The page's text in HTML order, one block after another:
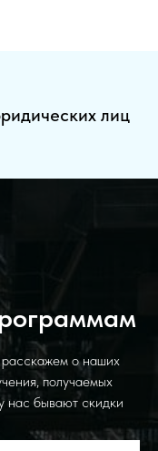
лиц
расскажем о наших
получаемых
нас бывают скидки